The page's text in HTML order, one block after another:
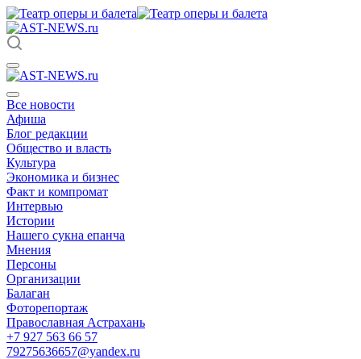
Все новости
Афиша
Блог редакции
Общество и власть
Культура
Экономика и бизнес
Факт и компромат
Интервью
Истории
Нашего сукна епанча
Мнения
Персоны
Организации
Балаган
Фоторепортаж
Православная Астрахань
+7 927 563 66 57
79275636657@yandex.ru